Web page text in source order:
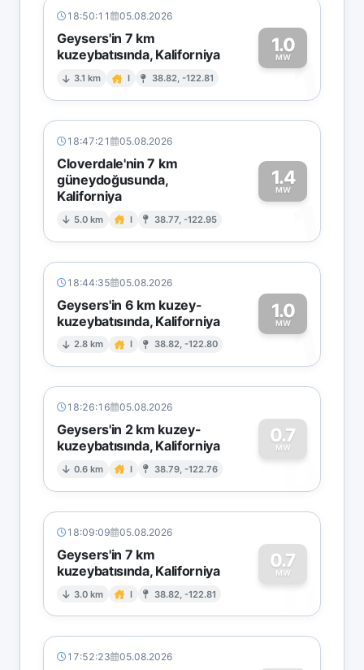
18:50:11 05.08.2026
Geysers'in 7 km
kuzeybatısında, Kaliforniya
3.1 km I 38.82, -122.81
1.0
MW1
18:47:21 05.08.2026
Cloverdale'nin 7 km
güneydoğusunda,
Kaliforniya
5.0 km I 38.77, -122.95
1.4
MW
1
18:44:35 05.08.2026
Geysers'in 6 km kuzey-
kuzeybatısında, Kaliforniya
2.8 km I 38.82, -122.80
1.0
MW1
18:26:16 05.08.2026
Geysers'in 2 km kuzey-
kuzeybatısında, Kaliforniya
0.6 km I 38.79, -122.76
0.7
MW
0
18:09:09 05.08.2026
Geysers'in 7 km
kuzeybatısında, Kaliforniya
3.0 km I 38.82, -122.81
0.7
MW
0
17:52:23 05.08.2026